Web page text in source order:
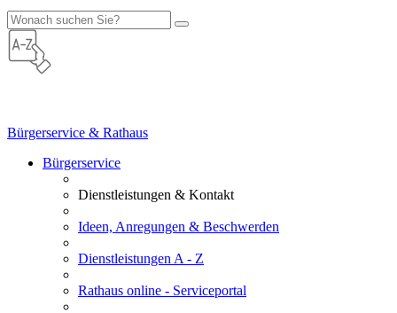
Bürgerservice & Rathaus
Bürgerservice
Dienstleistungen & Kontakt
Ideen, Anregungen & Beschwerden
Dienstleistungen A - Z
Rathaus online - Serviceportal